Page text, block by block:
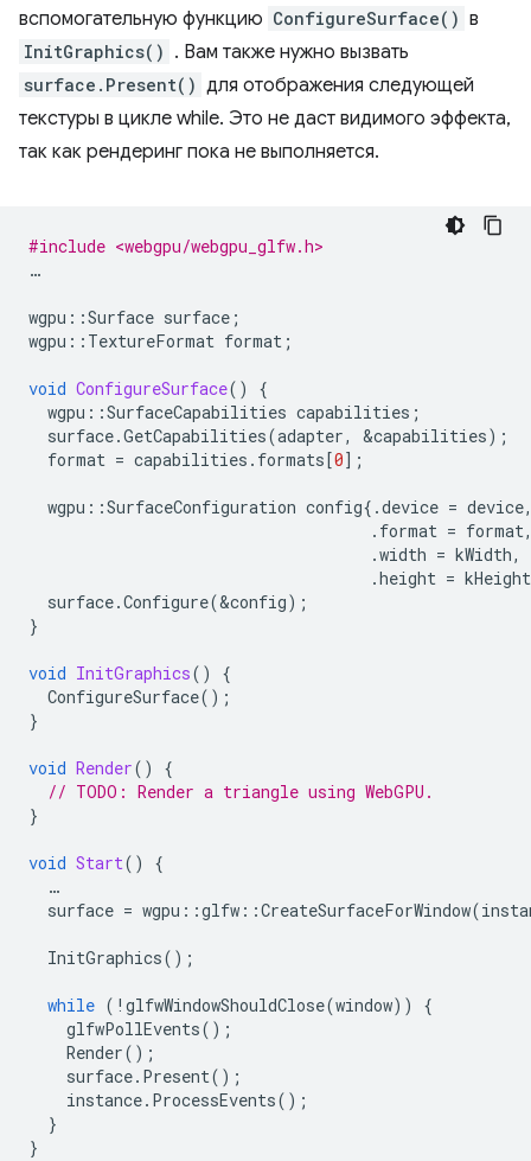
вспомогательную функцию ConfigureSurface() в
InitGraphics() . Вам также нужно вызвать
surface.Present() для отображения следующей
текстуры в цикле while. Это не даст видимого эффекта,
так как рендеринг пока не выполняется.
#include <webgpu/webgpu_glfw.h>
…
wgpu ::Surface surface ;
wgpu :: TextureFormat format ;
void ConfigureSurface()
{
wgpu ::SurfaceCapabilities capabilities ;
surface.GetCapabilities(adapter, &capabilities);
format = capabilities . formats [0];
wgpu ::SurfaceConfiguration config{.device = device
. format = format
.width = kWidth,
.height = kHeight
surface.Configure(&config);
}
void InitGraphics()
{
ConfigureSurface();
}
void Render()
{
// TODO: Render a triangle using WebGPU.
}
void Start()
{
…
surface = wgpu ::glfw ::CreateSurfaceForWindow(
InitGraphics();
while ( ! glfwWindowShouldClose(window))
{
glfwPollEvents();
Render();
surface. Present();
instance. ProcessEvents();
}
}